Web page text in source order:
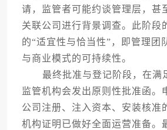
请，监管者可能约谈管理层，甚
关联公司进行背景调查。此阶段
的“适宜性与恰当性”，即管理团
与商业模式的可持续性。
最终批准与登记阶段，在满足
监管机构会发出原则性批准函。
公司注册、注入资本、安装核准
机构证明已做好全面运营准备。